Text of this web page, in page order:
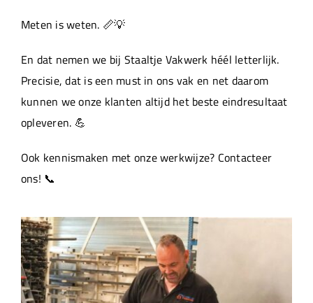
Aanleverspecificaties
Projecten
Machinepark
Werken bij
Meten is weten. 📏💡
En dat nemen we bij Staaltje Vakwerk héél letterlijk.
Precisie, dat is een must in ons vak en net daarom
kunnen we onze klanten altijd het beste eindresultaat
opleveren. 💪
Ook kennismaken met onze werkwijze? Contacteer
ons! 📞